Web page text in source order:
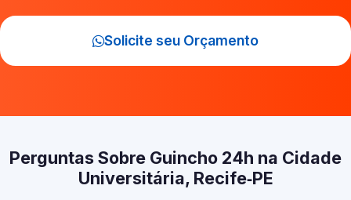
Solicite seu Orçamento
Perguntas Sobre Guincho 24h na Cidade
Universitária, Recife‑PE